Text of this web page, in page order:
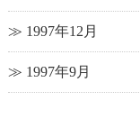
1997年12月
1997年9月